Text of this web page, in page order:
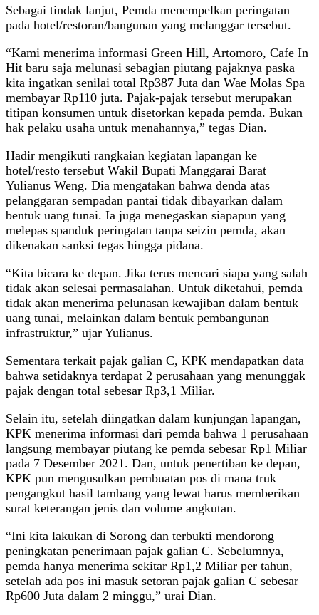
Sebagai tindak lanjut, Pemda menempelkan peringatan
pada hotel/restoran/bangunan yang melanggar tersebut.
“Kami menerima informasi Green Hill, Artomoro, Cafe In
Hit baru saja melunasi sebagian piutang pajaknya paska
kita ingatkan senilai total Rp387 Juta dan Wae Molas Spa
membayar Rp110 juta. Pajak-pajak tersebut merupakan
titipan konsumen untuk disetorkan kepada pemda. Bukan
hak pelaku usaha untuk menahannya,” tegas Dian.
Hadir mengikuti rangkaian kegiatan lapangan ke
hotel/resto tersebut Wakil Bupati Manggarai Barat
Yulianus Weng. Dia mengatakan bahwa denda atas
pelanggaran sempadan pantai tidak dibayarkan dalam
bentuk uang tunai. Ia juga menegaskan siapapun yang
melepas spanduk peringatan tanpa seizin pemda, akan
dikenakan sanksi tegas hingga pidana.
“Kita bicara ke depan. Jika terus mencari siapa yang salah
tidak akan selesai permasalahan. Untuk diketahui, pemda
tidak akan menerima pelunasan kewajiban dalam bentuk
uang tunai, melainkan dalam bentuk pembangunan
infrastruktur,” ujar Yulianus.
Sementara terkait pajak galian C, KPK mendapatkan data
bahwa setidaknya terdapat 2 perusahaan yang menunggak
pajak dengan total sebesar Rp3,1 Miliar.
Selain itu, setelah diingatkan dalam kunjungan lapangan,
KPK menerima informasi dari pemda bahwa 1 perusahaan
langsung membayar piutang ke pemda sebesar Rp1 Miliar
pada 7 Desember 2021. Dan, untuk penertiban ke depan,
KPK pun mengusulkan pembuatan pos di mana truk
pengangkut hasil tambang yang lewat harus memberikan
surat keterangan jenis dan volume angkutan.
“Ini kita lakukan di Sorong dan terbukti mendorong
peningkatan penerimaan pajak galian C. Sebelumnya,
pemda hanya menerima sekitar Rp1,2 Miliar per tahun,
setelah ada pos ini masuk setoran pajak galian C sebesar
Rp600 Juta dalam 2 minggu,” urai Dian.